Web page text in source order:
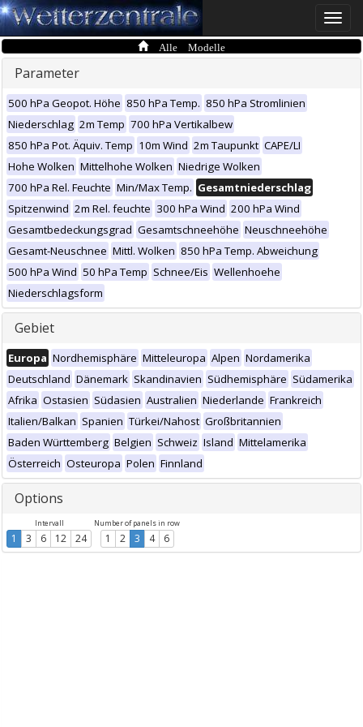
Toggle
Alle Modelle
Parameter
500 hPa Geopot. Höhe 850 hPa Temp. 850 hPa Stromlinien
Niederschlag 2m Temp 700 hPa Vertikalbew
850 hPa Pot. Äquiv. Temp 10m Wind 2m Taupunkt CAPE/LI
Hohe Wolken Mittelhohe Wolken Niedrige Wolken
700 hPa Rel. Feuchte Min/Max Temp. Gesamtniederschlag
Spitzenwind 2m Rel. feuchte 300 hPa Wind 200 hPa Wind
Gesamtbedeckungsgrad Gesamtschneehöhe Neuschneehöhe
Gesamt-Neuschnee Mittl. Wolken 850 hPa Temp. Abweichung
500 hPa Wind 50 hPa Temp Schnee/Eis Wellenhoehe
Niederschlagsform
Gebiet
Europa Nordhemisphäre Mitteleuropa Alpen Nordamerika
Deutschland Dänemark Skandinavien Südhemisphäre Südamerika
Afrika Ostasien Südasien Australien Niederlande Frankreich
Italien/Balkan Spanien Türkei/Nahost Großbritannien
Baden Württemberg Belgien Schweiz Island Mittelamerika
Österreich Osteuropa Polen Finnland
Options
Intervall
1 3 6 12 24
Number of panels in row
1 2 3 4 6